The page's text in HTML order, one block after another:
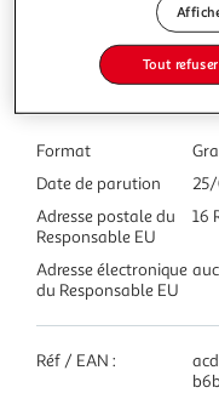
Caractéristiques
Format
Date de parution
Adresse postale du
Responsable EU
16
Adresse électronique
du Responsable EU
Réf / EAN :
Tout refuser